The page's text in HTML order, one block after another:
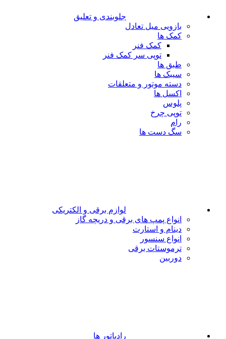
جلوبندی و تعلیق
بازویی میل تعادل
کمک ها
کمک فنر
توپی سر کمک فنر
طبق ها
سیبک ها
دسته موتور و متعلقات
اکسل ها
پلوس
توپی چرخ
رام
سگ دست ها
لوازم برقی و الکتریکی
انواع پمپ های برقی و دریچه گاز
دینام و استارت
انواع سنسور
ترموستات برقی
دوربین
رادیاتور ها